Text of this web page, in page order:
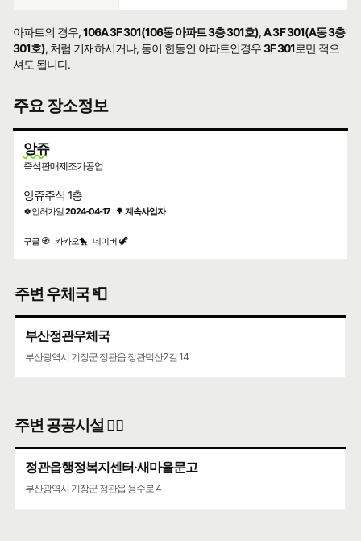
아파트의 경우,106A 3F 301(106동 아파트 3층 301호),A 3F 301(A동 3층
301호), 처럼 기재하시거나, 동이 한동인 아파트인경우3F 301로만 적으
셔도 됩니다.
주요 장소정보
앙쥬
즉석판매제조가공업
앙쥬주식 1층
🍀인허가일2024-04-17 🌳 계속사업자
구글 🧭 카카오🐤 네이버 🦖
주변 우체국 📮
부산정관우체국
부산광역시 기장군 정관읍 정관덕산2길 14
주변 공공시설 👨‍✈️
정관읍행정복지센터·새마을문고
부산광역시 기장군 정관읍 용수로 4